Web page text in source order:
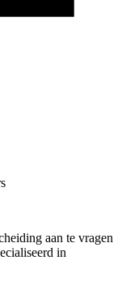
aan te vragen
in